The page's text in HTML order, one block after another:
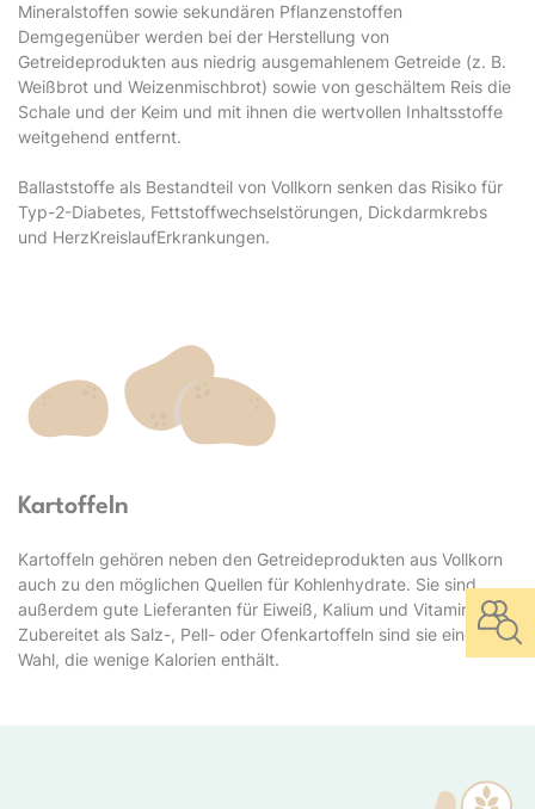
Mineralstoffen sowie sekundären Pflanzenstoffen
Demgegenüber werden bei der Herstellung von
Getreideprodukten aus niedrig ausgemahlenem Getreide (z. B.
Weißbrot und Weizenmischbrot) sowie von geschältem Reis die
Schale und der Keim und mit ihnen die wertvollen Inhaltsstoffe
weitgehend entfernt.
Ballaststoffe als Bestandteil von Vollkorn senken das Risiko für
Typ-2-Diabetes, Fettstoffwechselstörungen, Dickdarmkrebs
und Herz­Kreislauf­Erkrankungen.
Kartoffeln
Kartoffeln gehören neben den Getreideprodukten aus Vollkorn
auch zu den möglichen Quellen für Kohlenhydrate. Sie sind
außerdem gute Lieferanten für Eiweiß, Kalium und Vitamin C.
Zubereitet als Salz-, Pell- oder Ofenkartoffeln sind sie eine gute
Wahl, die wenige Kalorien enthält.